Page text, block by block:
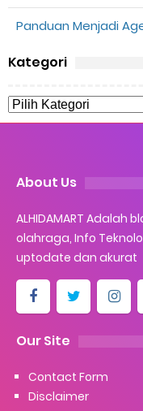
Panduan Menjadi
Kategori
About Us
ALHIDAMART Adalah
olahraga, Info
uptodate dan akurat
Our Site
Contact Form
Disclaimer